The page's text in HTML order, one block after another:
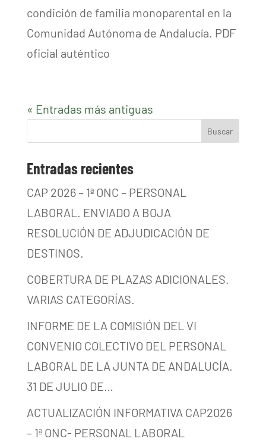
condición de familia monoparental en la
Comunidad Autónoma de Andalucía. PDF
oficial auténtico
« Entradas más antiguas
Buscar
Entradas recientes
CAP 2026 – 1ª ONC – PERSONAL
LABORAL. ENVIADO A BOJA
RESOLUCIÓN DE ADJUDICACIÓN DE
DESTINOS.
COBERTURA DE PLAZAS ADICIONALES.
VARIAS CATEGORÍAS.
INFORME DE LA COMISIÓN DEL VI
CONVENIO COLECTIVO DEL PERSONAL
LABORAL DE LA JUNTA DE ANDALUCÍA.
31 DE JULIO DE…
ACTUALIZACIÓN INFORMATIVA CAP2026
– 1ª ONC- PERSONAL LABORAL